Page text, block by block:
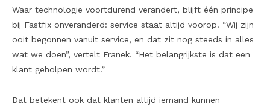
Waar technologie voortdurend verandert, blijft één principe
bij Fastfix onveranderd: service staat altijd voorop. “Wij zijn
ooit begonnen vanuit service, en dat zit nog steeds in alles
wat we doen”, vertelt Franek. “Het belangrijkste is dat een
klant geholpen wordt.”
Dat betekent ook dat klanten altijd iemand kunnen